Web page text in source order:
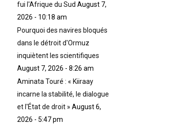
fui l'Afrique du Sud August 7,
2026 - 10:18 am
Pourquoi des navires bloqués
dans le détroit d'Ormuz
inquiètent les scientifiques
August 7, 2026 - 8:26 am
Aminata Touré : « Kiiraay
incarne la stabilité, le dialogue
et l'État de droit » August 6,
2026 - 5:47 pm